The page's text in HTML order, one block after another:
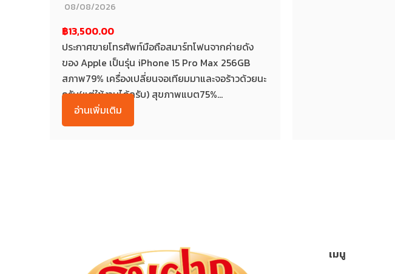
08/08/2026
฿13,500.00
ประกาศขายโทรศัพท์มือถือสมาร์ทโฟนจากค่ายดัง
ของ Apple เป็นรุ่น iPhone 15 Pro Max 256GB
สภาพ79% เครื่องเปลี่ยนจอเทียมมาและจอร้าวด้วยนะ
ครับ(แต่ใช้งานได้ครับ) สุขภาพแบต75%...
อ่านเพิ่มเติม
เมนู